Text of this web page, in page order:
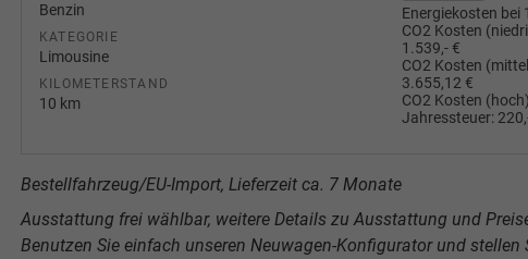
Benzin
KATEGORIE
Limousine
KILOMETERSTAND
10 km
Energiekosten
CO2 Kosten
1.539,- €
CO2 Kosten
3.655,12 €
CO2 Kosten (hoch)
Jahressteuer:
Bestellfahrzeug/EU-Import, Lieferzeit ca. 7 Monate
Ausstattung frei wählbar, weitere Details zu Ausstattung und
Benutzen Sie einfach unseren Neuwagen-Konfigurator und stellen